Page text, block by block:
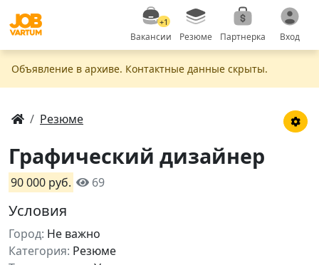
+1
Вакансии Резюме Партнерка Вход
Объявление в apxивe. Контактные данные скрыты.
Резюме
Графический дизайнер
90 000 руб. 69
Условия
Город: Не важно
Категория: Резюме